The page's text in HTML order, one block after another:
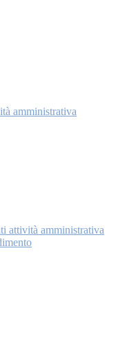
amministrativa
attività amministrativa